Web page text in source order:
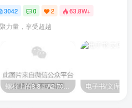
3042 0 2 63.8W+
力量，享受超越
螺栓上的8.8、A2-70是什么意思？ 电子书/文库